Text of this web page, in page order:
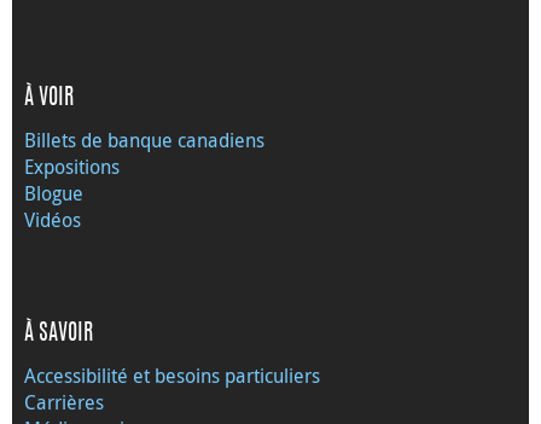
À VOIR
Billets de banque canadiens
Expositions
Blogue
Vidéos
À SAVOIR
Accessibilité et besoins particuliers
Carrières